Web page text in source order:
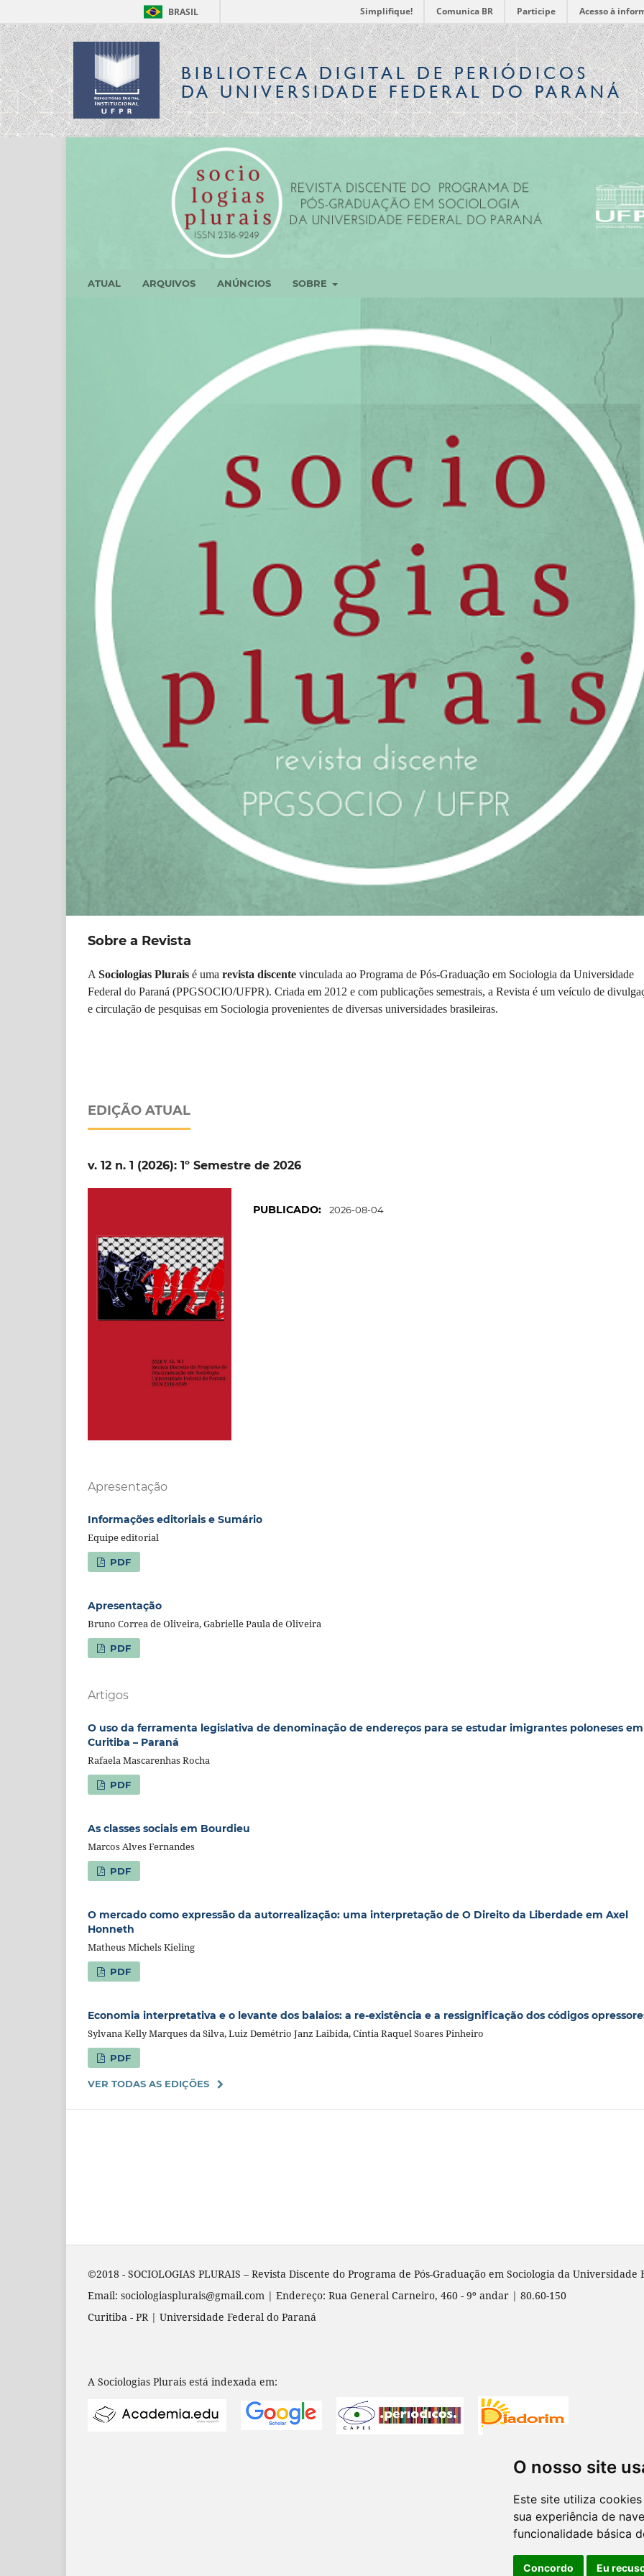
O nosso site
Este site utiliza
sua experiência de
funcionalidade básica
Concordo Eu
BRASIL Simplifique! Comunica BR Participe Acesso à
BIBLIOTECA DIGITALDE PERIÓDICOS
DA UNIVERSIDADE FEDERAL DO PARANÁ
ATUAL ARQUIVOS ANÚNCIOS SOBRE
Sobre a Revista
ASociologias Plurais é uma revista discente vinculada ao Programa de Pós-Graduação em Sociologia da Universidade
Federal do Paraná (PPGSOCIO/UFPR). Criada em 2012 e com publicações semestrais, a Revista é um veículo de
e circulação de pesquisas em Sociologia provenientes de diversas universidades brasileiras.
EDIÇÃO ATUAL
v. 12 n. 1 (2026): 1º Semestre de 2026
PUBLICADO: 2026-08-04
Apresentação
Informações editoriais e Sumário
Equipe editorial
PDF
Apresentação
Bruno Correa de Oliveira, Gabrielle Paula de Oliveira
PDF
Artigos
O uso da ferramenta legislativa de denominação de endereços para se estudar imigrantes poloneses em
Curitiba – Paraná
Rafaela Mascarenhas Rocha
PDF
As classes sociais em Bourdieu
Marcos Alves Fernandes
PDF
O mercado como expressão da autorrealização: uma interpretação de O Direito da Liberdade em Axel
Honneth
Matheus Michels Kieling
PDF
Economia interpretativa e o levante dos balaios: a re-existência e a ressignificação dos códigos
Sylvana Kelly Marques da Silva, Luiz Demétrio Janz Laibida, Cíntia Raquel Soares Pinheiro
PDF
VER TODAS AS EDIÇÕES
©2018 - SOCIOLOGIAS PLURAIS – Revista Discente do Programa de Pós-Graduação em Sociologia da Universidade
Email: sociologiasplurais@gmail.com | Endereço: Rua General Carneiro, 460 - 9º andar | 80.60-150
Curitiba - PR | Universidade Federal do Paraná
A Sociologias Plurais está indexada em: